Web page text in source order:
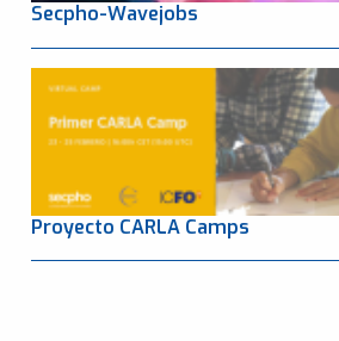
Secpho-Wavejobs
Proyecto CARLA Camps